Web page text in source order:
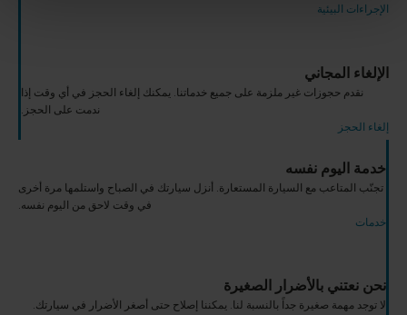
الإجراءات البيئية
الإلغاء المجاني
نقدم حجوزات غير ملزمة على جميع خدماتنا. يمكنك إلغاء الحجز في أي وقت إذا
ندمت على الحجز.
إلغاء الحجز
خدمة اليوم نفسه
تجنّب المتاعب مع السيارة المستعارة. أنزل سيارتك في الصباح واستلمها مرة أخرى
في وقت لاحق من اليوم نفسه.
خدمات
نحن نعتني بالأضرار الصغيرة
لا توجد مهمة صغيرة جداً بالنسبة لنا. يمكننا إصلاح حتى أصغر الأضرار في سيارتك.